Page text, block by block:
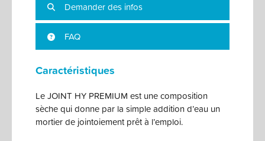
Caractéristiques
Le JOINT HY PREMIUM est une composition
sèche qui donne par la simple addition d’eau un
mortier de jointoiement prêt à l’emploi.
Demander des infos
FAQ